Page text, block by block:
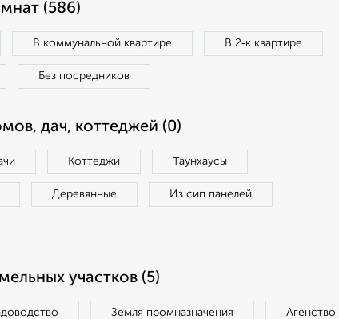
(586)
В коммунальной квартире В 2‑к квартире
Без посредников
дач, коттеджей (0)
Коттеджи Таунхаусы
Деревянные Из сип панелей
участков (5)
Земля промназначения Агенство